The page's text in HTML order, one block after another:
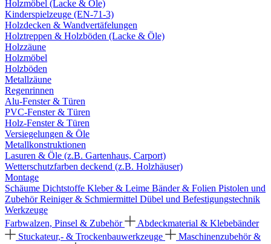
Holzmöbel (Lacke & Öle)
Kinderspielzeuge (EN-71-3)
Holzdecken & Wandvertäfelungen
Holztreppen & Holzböden (Lacke & Öle)
Holzzäune
Holzmöbel
Holzböden
Metallzäune
Regenrinnen
Alu-Fenster & Türen
PVC-Fenster & Türen
Holz-Fenster & Türen
Versiegelungen & Öle
Metallkonstruktionen
Lasuren & Öle (z.B. Gartenhaus, Carport)
Wetterschutzfarben deckend (z.B. Holzhäuser)
Montage
Schäume Dichtstoffe Kleber & Leime Bänder & Folien Pistolen und
ZubehörReiniger & Schmiermittel Dübel und Befestigungstechnik
Werkzeuge
Farbwalzen, Pinsel & Zubehör
Abdeckmaterial & Klebebänder
Stuckateur,- & Trockenbauwerkzeuge
Maschinenzubehör &